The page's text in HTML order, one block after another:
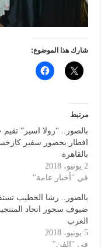
شارك هذا الموضوع:
مرتبط
بالصور.. “رولا اسير”
افطار بحضور سفير
بالقاهرة
2 يونيو، 2018
في "أخبار عامة"
بالصور.. رشا الخطيب
ضيوف سحور اتحاد
العرب
5 يونيو، 2018
في "الفن"